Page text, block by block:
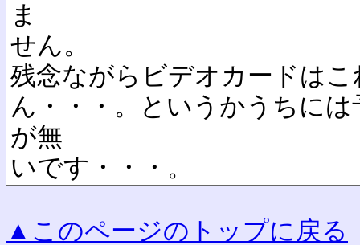
ま
せん。
残念ながらビデオカードは
ん・・・。というかうちに
が無
いです・・・。
▲このページのトップに戻る